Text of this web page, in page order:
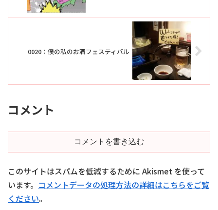
0020：僕の私のお酒フェスティバル
コメント
コメントを書き込む
このサイトはスパムを低減するために Akismet を使って
います。 コメントデータの処理方法の詳細はこちらをご覧
ください。